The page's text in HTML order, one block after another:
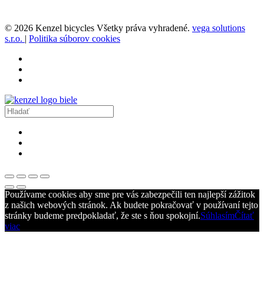
© 2026 Kenzel bicycles Všetky práva vyhradené. vega solutions
s.r.o. | Politika súborov cookies
Používame cookies aby sme pre vás zabezpečili ten najlepší zážitok
z našich webových stránok. Ak budete pokračovať v používaní tejto
stránky budeme predpokladať, že ste s ňou spokojní.SúhlasímČítať
viac